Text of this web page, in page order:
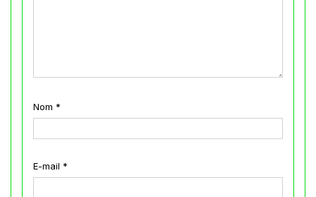
Nom *
E-mail *